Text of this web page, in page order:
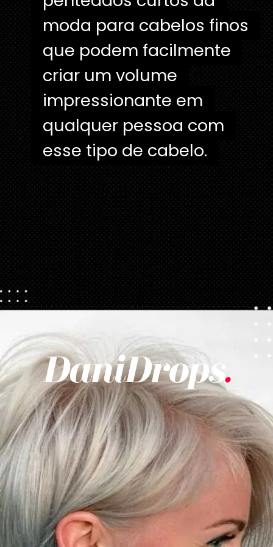
moda para cabelos finos
que podem facilmente
criar um volume
impressionante em
qualquer pessoa com
esse tipo de cabelo.
moda para cabelos finos
que podem facilmente
criar um volume
impressionante em
qualquer pessoa com